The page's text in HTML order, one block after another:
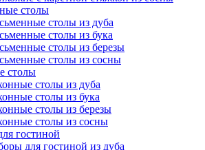
столы
столы из дуба
столы из бука
столы из березы
столы из сосны
столы
столы из дуба
столы из бука
столы из березы
столы из сосны
гостиной
для гостиной из дуба